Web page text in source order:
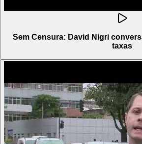
Sem Censura: David Nigri
taxas